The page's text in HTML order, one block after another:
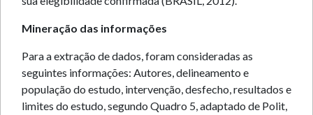
Mineração das informações
Para a extração de dados, foram consideradas as
seguintes informações: Autores, delineamento e
população do estudo, intervenção, desfecho, resultados e
limites do estudo, segundo Quadro 5, adaptado de Polit,